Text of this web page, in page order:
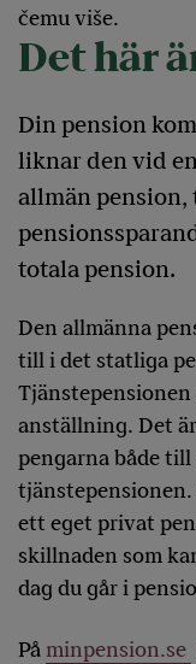
čemu više.
Det här
Din pension
liknar den vid
allmän
totala pension.
Den allmänna
till i det statliga
anställning. Det
pengarna både
ett eget privat
skillnaden som
dag du går i
På minpension.se